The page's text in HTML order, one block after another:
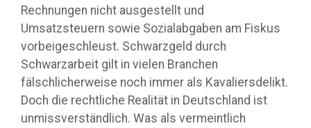
Rechnungen nicht ausgestellt und
Umsatzsteuern sowie Sozialabgaben am Fiskus
vorbeigeschleust. Schwarzgeld durch
Schwarzarbeit gilt in vielen Branchen
fälschlicherweise noch immer als Kavaliersdelikt.
Doch die rechtliche Realität in Deutschland ist
unmissverständlich. Was als vermeintlich